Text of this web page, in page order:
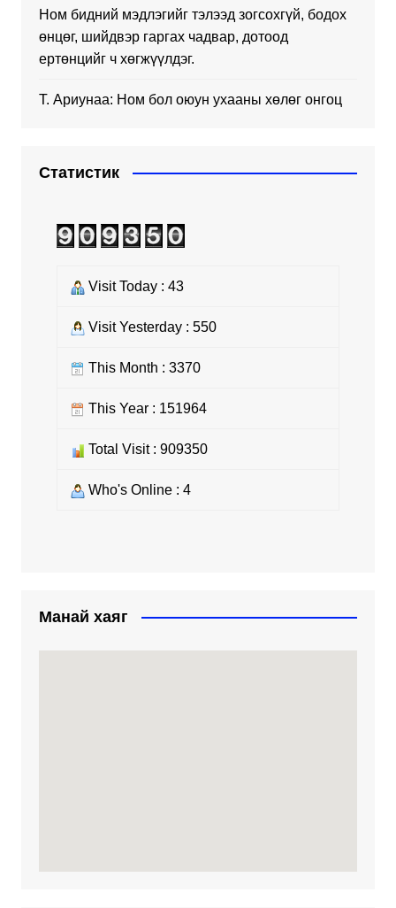
Ном бидний мэдлэгийг тэлээд зогсохгүй, бодох
өнцөг, шийдвэр гаргах чадвар, дотоод
ертөнцийг ч хөгжүүлдэг.
Т. Ариунаа: Ном бол оюун ухааны хөлөг онгоц
Статистик
Visit Today : 43
Visit Yesterday : 550
This Month : 3370
This Year : 151964
Total Visit : 909350
Who's Online : 4
Манай хаяг